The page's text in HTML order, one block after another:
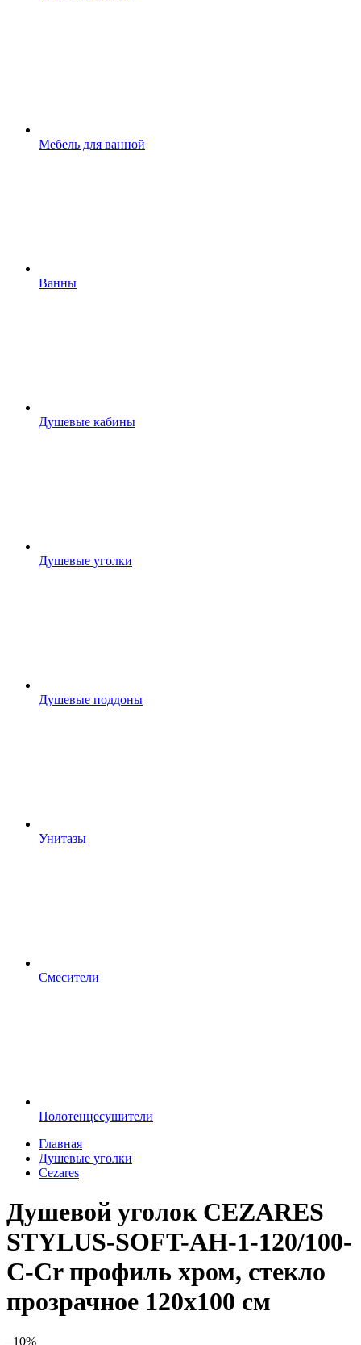
Мебель для ванной
Ванны
Душевые кабины
Душевые уголки
Душевые поддоны
Унитазы
Смесители
Полотенцесушители
Главная
Душевые уголки
Cezares
Душевой уголок CEZARES
STYLUS-SOFT-AH-1-120/100-
C-Cr профиль хром, стекло
прозрачное 120x100 см
–10%